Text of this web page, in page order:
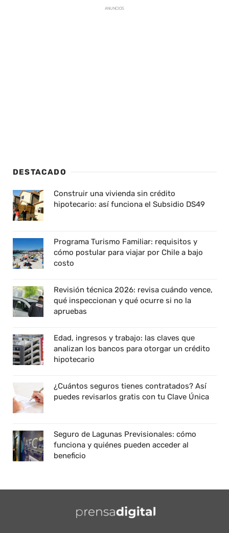
ANUNCIOS
DESTACADO
Construir una vivienda sin crédito
hipotecario: así funciona el Subsidio DS49
Programa Turismo Familiar: requisitos y
cómo postular para viajar por Chile a bajo
costo
Revisión técnica 2026: revisa cuándo vence,
qué inspeccionan y qué ocurre si no la
apruebas
Edad, ingresos y trabajo: las claves que
analizan los bancos para otorgar un crédito
hipotecario
¿Cuántos seguros tienes contratados? Así
puedes revisarlos gratis con tu Clave Única
Seguro de Lagunas Previsionales: cómo
funciona y quiénes pueden acceder al
beneficio